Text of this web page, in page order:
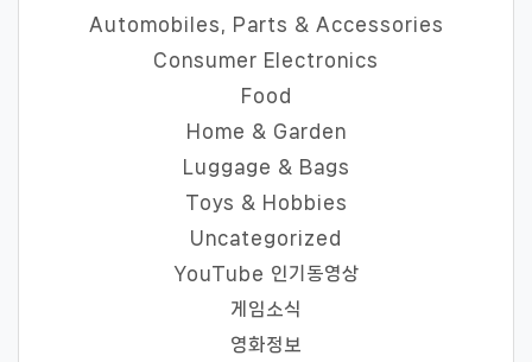
Automobiles, Parts & Accessories
Consumer Electronics
Food
Home & Garden
Luggage & Bags
Toys & Hobbies
Uncategorized
YouTube 인기동영상
게임소식
영화정보